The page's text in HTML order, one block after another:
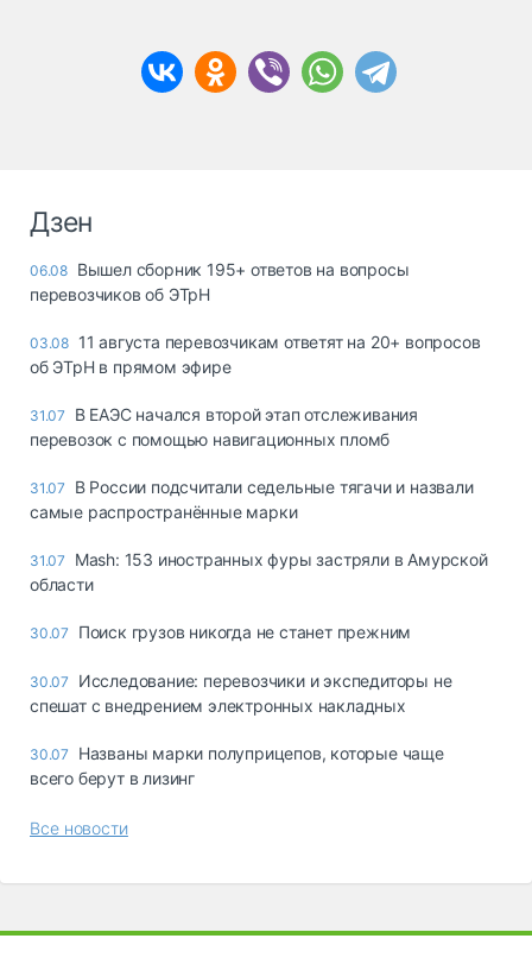
Дзен
06.08 Вышел сборник 195+ ответов на вопросы
перевозчиков об ЭТрН
03.08 11 августа перевозчикам ответят на 20+ вопросов
об ЭТрН в прямом эфире
31.07
В ЕАЭС начался второй этап отслеживания
перевозок с помощью навигационных пломб
31.07
В России подсчитали седельные тягачи и назвали
самые распространённые марки
31.07
Mash: 153 иностранных фуры застряли в Амурской
области
30.07 Поиск грузов никогда не станет прежним
30.07
Исследование: перевозчики и экспедиторы не
спешат с внедрением электронных накладных
30.07
Названы марки полуприцепов, которые чаще
всего берут в лизинг
Все новости